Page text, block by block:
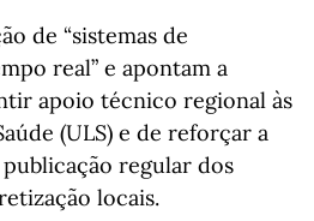
de “sistemas de
real” e apontam a
apoio técnico regional às
(ULS) e de reforçar a
regular dos
locais.